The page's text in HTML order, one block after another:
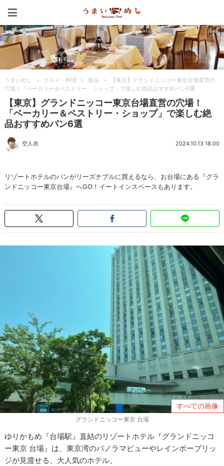
うまいめし > グルメ・料理 > 食品 >
【東京】グランドニッコー東京台場直営の
穴場！「ベーカリー＆ペストリー・ショップ」で楽しむ絶品おすすめパン6選
【東京】グランドニッコー東京台場直営の穴場！
「ベーカリー＆ペストリー・ショップ」で楽しむ絶
品おすすめパン6選
空人衣 2024.10.13 18:00
リゾートホテルのパンがリーズナブルに買えるなら、お台場にある『グラ
ンドニッコー東京台場』へGO！イートインスペースもあります。
すべての画像
グランドニッコー東京 台場
ゆりかもめ『台場駅』直結のリゾートホテル『グランドニッコ
ー東京 台場』は、東京湾のパノラマビューやレインボーブリッ
ジが見渡せる、大人気のホテル。